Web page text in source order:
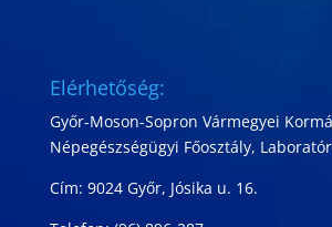
Elérhetőség:
Győr-Moson-Sopron Vármegyei
Népegészségügyi Főosztály,
Cím: 9024 Győr, Jósika u. 16.